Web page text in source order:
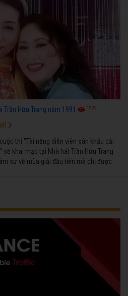
Hữu Trang năm 1991 1925
thi "Tài năng diễn viên sân khấu cải
sẽ khai mạc tại Nhà hát Trần Hữu Trang
sự về mùa giải đầu tiên mà chị được